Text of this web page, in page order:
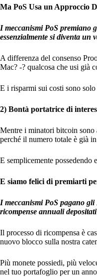
Ma PoS Usa un Approccio
I meccanismi PoS premiano
essenzialmente si diventa un
A differenza del consenso
Mac? -? qualcosa che usi già
E i risparmi sui costi sono
2) Bontà portatrice di
Mentre i minatori bitcoin sono
perché il numero totale è già
E semplicemente
E siamo felici di premiarti
I meccanismi PoS pagano
ricompense annuali
Il processo di ricompensa è
nuovo blocco sulla nostra
Più monete possiedi, più
nel tuo portafoglio per un